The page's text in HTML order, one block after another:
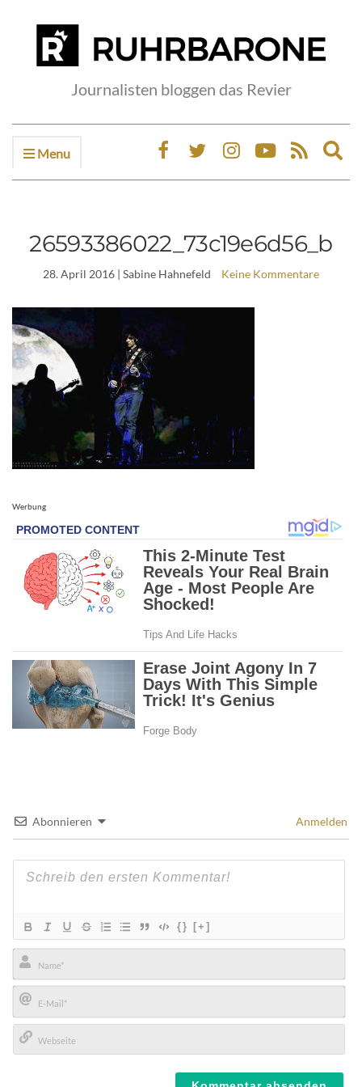
Journalisten bloggen das Revier
Menu
26593386022_73c19e6d56_b
28. April 2016 | Sabine Hahnefeld Keine Kommentare
Werbung
Abonnieren Anmelden
{} [+]
Name*
E-
Mail*